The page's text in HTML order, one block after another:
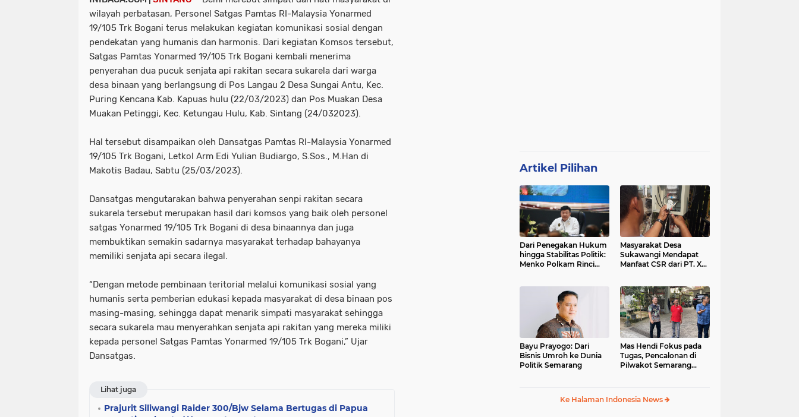
wilayah perbatasan, Personel Satgas Pamtas RI-Malaysia Yonarmed
19/105 Trk Bogani terus melakukan kegiatan komunikasi sosial dengan
pendekatan yang humanis dan harmonis. Dari kegiatan Komsos tersebut,
Satgas Pamtas Yonarmed 19/105 Trk Bogani kembali menerima
penyerahan dua pucuk senjata api rakitan secara sukarela dari warga
desa binaan yang berlangsung di Pos Langau 2 Desa Sungai Antu, Kec.
Puring Kencana Kab. Kapuas hulu (22/03/2023) dan Pos Muakan Desa
Muakan Petinggi, Kec. Ketungau Hulu, Kab. Sintang (24/032023).
Hal tersebut disampaikan oleh Dansatgas Pamtas RI-Malaysia Yonarmed
19/105 Trk Bogani, Letkol Arm Edi Yulian Budiargo, S.Sos., M.Han di
Makotis Badau, Sabtu (25/03/2023).
Dansatgas mengutarakan bahwa penyerahan senpi rakitan secara
sukarela tersebut merupakan hasil dari komsos yang baik oleh personel
satgas Yonarmed 19/105 Trk Bogani di desa binaannya dan juga
membuktikan semakin sadarnya masyarakat terhadap bahayanya
memiliki senjata api secara ilegal.
“Dengan metode pembinaan teritorial melalui komunikasi sosial yang
humanis serta pemberian edukasi kepada masyarakat di desa binaan pos
masing-masing, sehingga dapat menarik simpati masyarakat sehingga
secara sukarela mau menyerahkan senjata api rakitan yang mereka miliki
kepada personel Satgas Pamtas Yonarmed 19/105 Trk Bogani,” Ujar
Dansatgas.
Lihat juga
Prajurit Siliwangi Raider 300/Bjw Selama Bertugas di Papua
Artikel Pilihan
Dari Penegakan Hukum
hingga Stabilitas Politik:
Menko Polkam Rinci
Masyarakat Desa
Sukawangi Mendapat
Manfaat CSR dari PT. XL-
Bayu Prayogo: Dari
Bisnis Umroh ke Dunia
Politik Semarang
Mas Hendi Fokus pada
Tugas, Pencalonan di
Pilwakot Semarang
Ke Halaman Indonesia News